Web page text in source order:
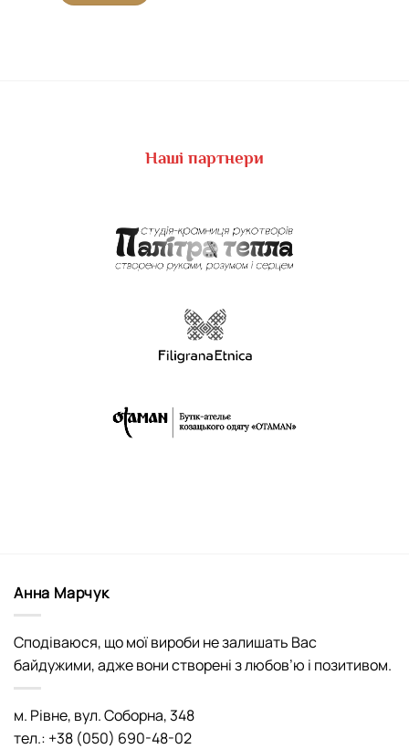
Наші партнери
Анна Марчук
Сподіваюся, що мої вироби не залишать Вас
байдужими, адже вони створені з любов’ю і позитивом.
м. Рівне, вул. Соборна, 348
тел.: +38 (050) 690-48-02